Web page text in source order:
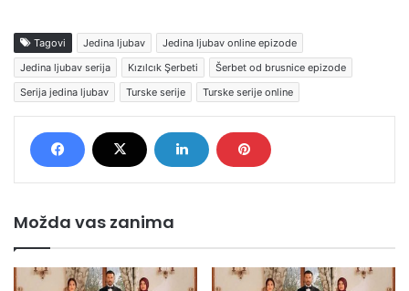
Tagovi Jedina ljubav
Jedina ljubav online epizode
Jedina ljubav serija
Kızılcık Şerbeti
Šerbet od brusnice epizode
Serija jedina ljubav
Turske serije Turske serije online
Možda vas zanima